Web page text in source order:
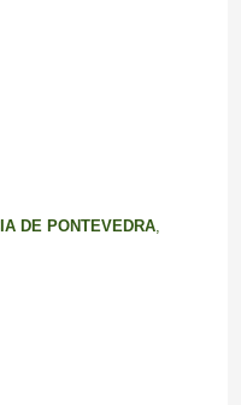
DE PONTEVEDRA,